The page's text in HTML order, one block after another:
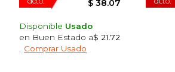
Disponible Usado
en Buen Estado a$ 21.72
Comprar Usado